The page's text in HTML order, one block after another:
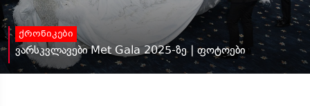
ქრონიკები
ვარსკვლავები Met Gala 2025-ზე | ფოტოები